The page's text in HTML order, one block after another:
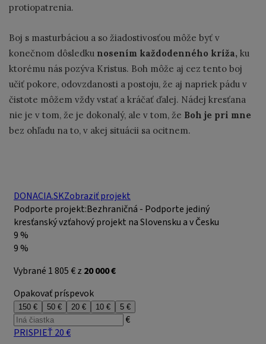
protiopatrenia.
Boj s masturbáciou a so žiadostivosťou môže byť v
konečnom dôsledku nosením každodenného kríža, ku
ktorému nás pozýva Kristus. Boh môže aj cez tento boj
učiť pokore, odovzdanosti a postoju, že aj napriek pádu v
čistote môžem vždy vstať a kráčať ďalej. Nádej kresťana
nie je v tom, že je dokonalý, ale v tom, že Boh je pri mne
bez ohľadu na to, v akej situácii sa ocitnem.